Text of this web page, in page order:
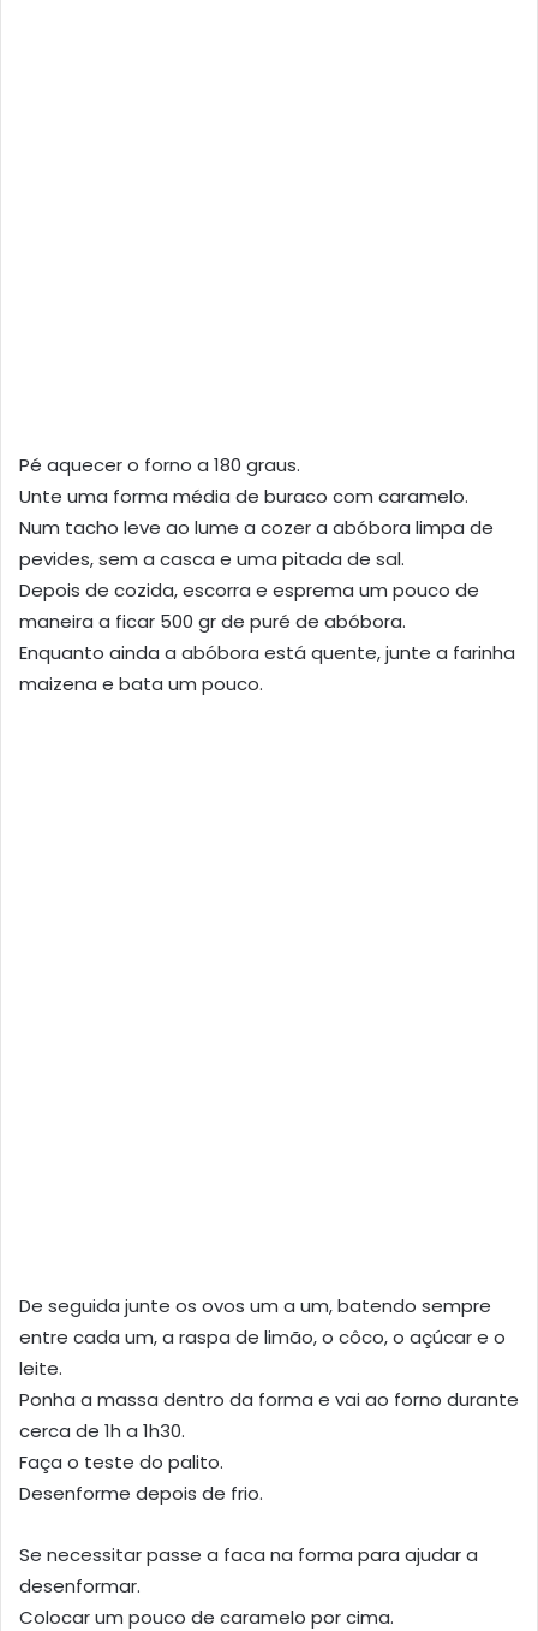
Pé aquecer o forno a 180 graus.
Unte uma forma média de buraco com caramelo.
Num tacho leve ao lume a cozer a abóbora limpa de
pevides, sem a casca e uma pitada de sal.
Depois de cozida, escorra e esprema um pouco de
maneira a ficar 500 gr de puré de abóbora.
Enquanto ainda a abóbora está quente, junte a farinha
maizena e bata um pouco.
De seguida junte os ovos um a um, batendo sempre
entre cada um, a raspa de limão, o côco, o açúcar e o
leite.
Ponha a massa dentro da forma e vai ao forno durante
cerca de 1h a 1h30.
Faça o teste do palito.
Desenforme depois de frio.
Se necessitar passe a faca na forma para ajudar a
desenformar.
Colocar um pouco de caramelo por cima.